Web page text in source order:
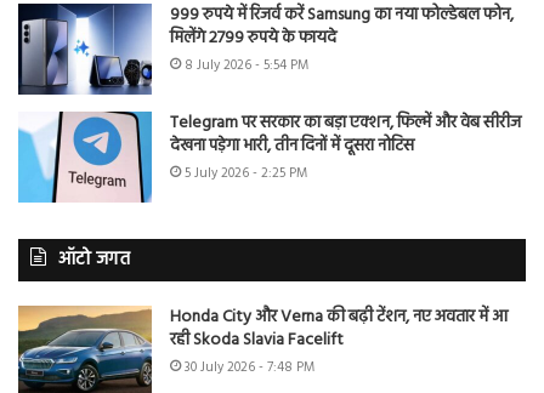
999 रुपये में रिजर्व करें Samsung का नया फोल्डेबल फोन,
मिलेंगे 2799 रुपये के फायदे
8 July 2026 - 5:54 PM
Telegram पर सरकार का बड़ा एक्शन, फिल्में और वेब सीरीज
देखना पड़ेगा भारी, तीन दिनों में दूसरा नोटिस
5 July 2026 - 2:25 PM
ऑटो जगत
Honda City और Verna की बढ़ी टेंशन, नए अवतार में आ
रही Skoda Slavia Facelift
30 July 2026 - 7:48 PM